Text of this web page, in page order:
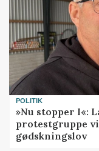
POLITIK
»Nu stopper I«:
protestgruppe
gødskningslov